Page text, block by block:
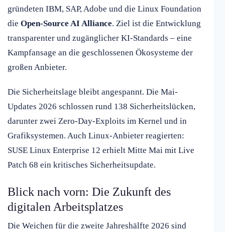
gründeten IBM, SAP, Adobe und die Linux Foundation
die Open-Source AI Alliance. Ziel ist die Entwicklung
transparenter und zugänglicher KI-Standards – eine
Kampfansage an die geschlossenen Ökosysteme der
großen Anbieter.
Die Sicherheitslage bleibt angespannt. Die Mai-
Updates 2026 schlossen rund 138 Sicherheitslücken,
darunter zwei Zero-Day-Exploits im Kernel und in
Grafiksystemen. Auch Linux-Anbieter reagierten:
SUSE Linux Enterprise 12 erhielt Mitte Mai mit Live
Patch 68 ein kritisches Sicherheitsupdate.
Blick nach vorn: Die Zukunft des
digitalen Arbeitsplatzes
Die Weichen für die zweite Jahreshälfte 2026 sind